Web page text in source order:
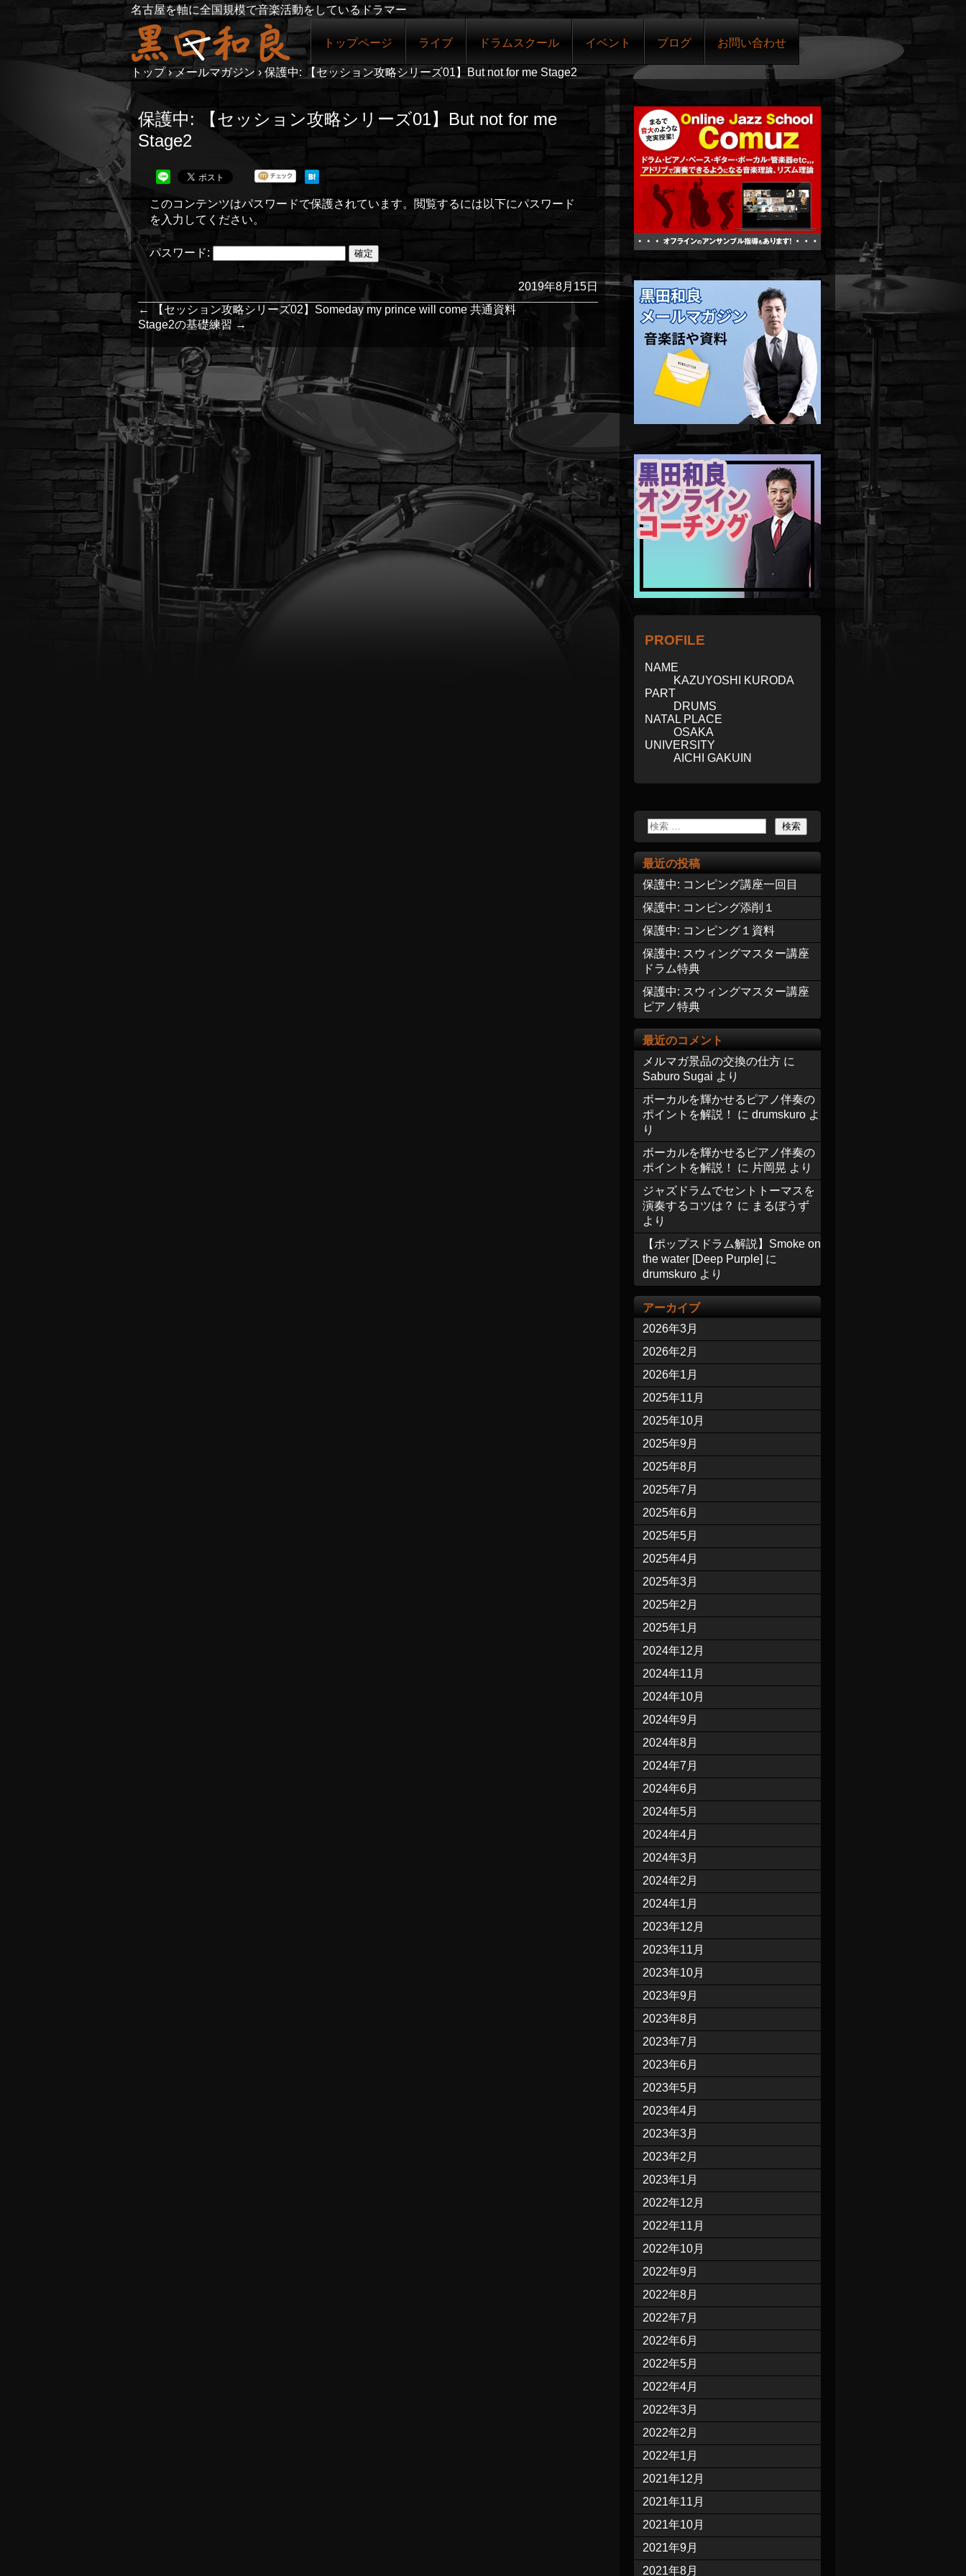
名古屋を軸に全国規模で音楽活動をしているドラマー
トップページ ライブ ドラムスクール イベント ブログ お問い合わせ
トップ › メールマガジン › 保護中: 【セッション攻略シリーズ01】But not for me Stage2
保護中: 【セッション攻略シリーズ01】But not for me
Stage2
このコンテンツはパスワードで保護されています。閲覧するには以下にパスワード
を入力してください。
パスワード:
2019年8月15日
←
【セッション攻略シリーズ02】Someday my prince will come 共通資料
Stage2の基礎練習 →
PROFILE
NAME
KAZUYOSHI KURODA
PART
DRUMS
NATAL PLACE
OSAKA
UNIVERSITY
AICHI GAKUIN
最近の投稿
保護中: コンピング講座一回目
保護中: コンピング添削１
保護中: コンピング１資料
保護中: スウィングマスター講座
ドラム特典
保護中: スウィングマスター講座
ピアノ特典
最近のコメント
メルマガ景品の交換の仕方 に
Saburo Sugai より
ボーカルを輝かせるピアノ伴奏の
ポイントを解説！
に drumskuro よ
り
ボーカルを輝かせるピアノ伴奏の
ポイントを解説！
に 片岡晃 より
ジャズドラムでセントトーマスを
演奏するコツは？ に まるぼうず
より
【ポップスドラム解説】Smoke on
the water [Deep Purple] に
drumskuro より
アーカイブ
2026年3月
2026年2月
2026年1月
2025年11月
2025年10月
2025年9月
2025年8月
2025年7月
2025年6月
2025年5月
2025年4月
2025年3月
2025年2月
2025年1月
2024年12月
2024年11月
2024年10月
2024年9月
2024年8月
2024年7月
2024年6月
2024年5月
2024年4月
2024年3月
2024年2月
2024年1月
2023年12月
2023年11月
2023年10月
2023年9月
2023年8月
2023年7月
2023年6月
2023年5月
2023年4月
2023年3月
2023年2月
2023年1月
2022年12月
2022年11月
2022年10月
2022年9月
2022年8月
2022年7月
2022年6月
2022年5月
2022年4月
2022年3月
2022年2月
2022年1月
2021年12月
2021年11月
2021年10月
2021年9月
2021年8月